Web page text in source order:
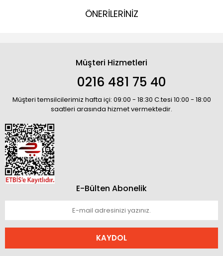
ÖNERİLERİNİZ
Müşteri Hizmetleri
0216 481 75 40
Müşteri temsilcilerimiz hafta içi: 09:00 - 18:30 C.tesi 10:00 - 18:00
saatleri arasında hizmet vermektedir.
E-Bülten Abonelik
KAYDOL